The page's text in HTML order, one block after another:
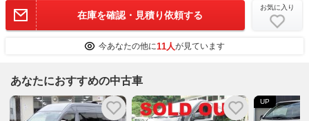
在庫を確認・見積り依頼する
お気に入り
今あなたの他に11人が見ています
あなたにおすすめの中古車
UP